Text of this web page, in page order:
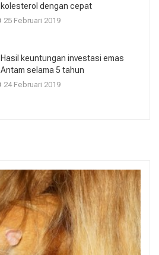
kolesterol dengan cepat
25 Februari 2019
Hasil keuntungan investasi emas
Antam selama 5 tahun
24 Februari 2019